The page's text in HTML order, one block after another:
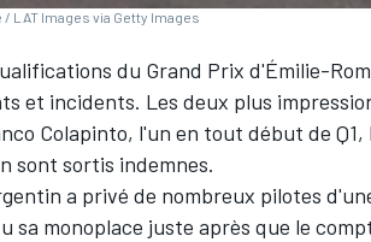
/ LAT Images via Getty Images
du Grand Prix d'Émilie-
et incidents. Les deux plus
Colapinto, l'un en tout début de
sont sortis indemnes.
a privé de nombreux pilotes
sa monoplace juste après que le